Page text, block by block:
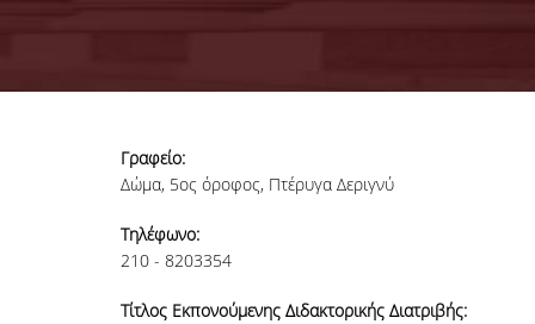
Γραφείο:
Δώμα, 5ος όροφος, Πτέρυγα Δεριγνύ
Τηλέφωνο:
210 - 8203354
Τίτλος Εκπονούμενης Διδακτορικής Διατριβής: